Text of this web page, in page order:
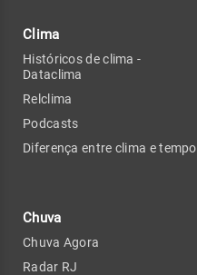
Clima
Históricos de clima -
Dataclima
Relclima
Podcasts
Diferença entre clima e tempo
Chuva
Chuva Agora
Radar RJ